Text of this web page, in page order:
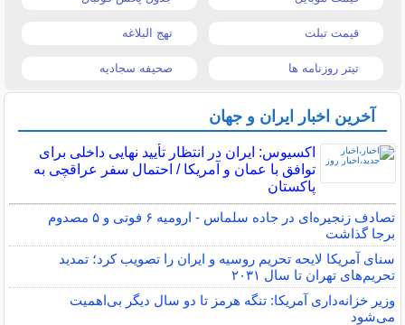
قیمت تبلت نهج البلاغه
تیتر روزنامه ها صحیفه سجادیه
آخرین اخبار ایران و جهان
اکسیوس: ایران در انتظار تأیید نهایی داخلی برای
توافق با عمان و آمریکا / احتمال سفر عراقچی به
پاکستان
تصادف زنجیره‌ای در جاده سلماس - ارومیه ۶ فوتی و ۵ مصدوم
برجا گذاشت
سنای آمریکا لایحه تحریم روسیه و ایران را تصویب کرد؛ تمدید
تحریم‌های تهران تا سال ۲۰۳۱
وزیر خزانه‌داری آمریکا: تنگه هرمز تا دو سال دیگر بی‌اهمیت
می‌شود